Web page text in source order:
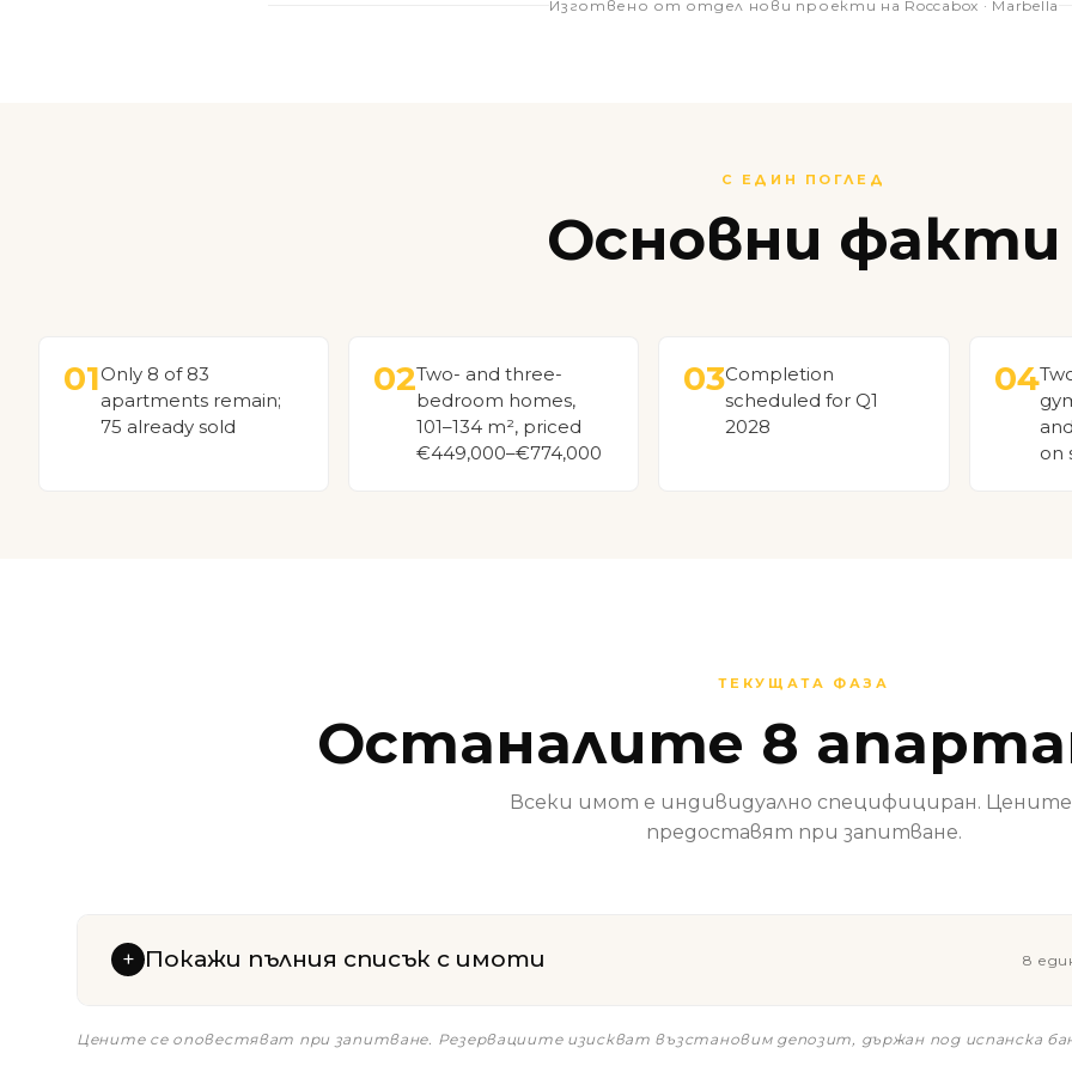
Изготвено от отдел нови проекти на Roccabox · Marbella
С ЕДИН ПОГЛЕД
Основни факти
01Only 8 of 83
apartments remain;
75 already sold
02Two- and three-
bedroom homes,
101–134 m², priced
€449,000–€774,000
03Completion
scheduled for Q1
2028
04
on
ТЕКУЩАТА ФАЗА
Останалите 8
Всеки имот е индивидуално специфициран. Цените
предоставят при запитване.
+ Покажи пълния списък с имоти 8
Цените се оповестяват при запитване. Резервациите изискват възстановим депозит, държан под испанска